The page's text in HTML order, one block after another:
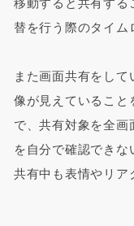
替を行う際のタイム
また画面共有をし
像が見えていること
で、共有対象を全
を自分で確認でき
共有中も表情やリア